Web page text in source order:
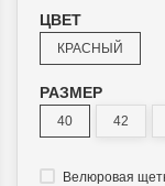
ЦВЕТ
КРАСНЫЙ
РАЗМЕР
40 42
Велюровая